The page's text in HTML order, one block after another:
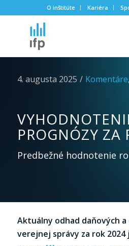
O inštitúte Kariéra
4. augusta 2025 / Komentáre,
PROGNÓZY ZA
Predbežné hodnotenie
Aktuálny odhad daňových
verejnej správy za rok